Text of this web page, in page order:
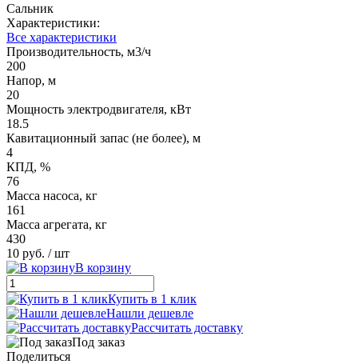
Сальник
Характеристики:
Все характеристики
Производительность, м3/ч
200
Напор, м
20
Мощность электродвигателя, кВт
18.5
Кавитационный запас (не более), м
4
КПД, %
76
Масса насоса, кг
161
Масса агрегата, кг
430
10 руб. / шт
В корзину
Купить в 1 клик
Нашли дешевле
Рассчитать доставку
Под заказ
Поделиться